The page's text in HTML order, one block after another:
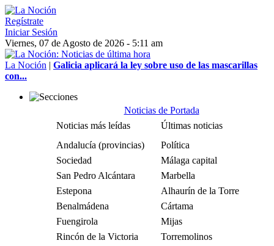
Regístrate
Iniciar Sesión
Viernes, 07 de Agosto de 2026 - 5:11 am
La Noción | Galicia aplicará la ley sobre uso de las mascarillas
con...
Noticias de Portada
Noticias más leídas
Últimas noticias
Andalucía (provincias)
Política
Sociedad
Málaga capital
San Pedro Alcántara
Marbella
Estepona
Alhaurín de la Torre
Benalmádena
Cártama
Fuengirola
Mijas
Rincón de la Victoria
Torremolinos